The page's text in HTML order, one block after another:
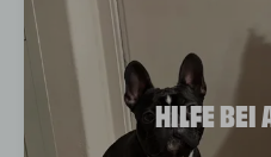
HILFE BEI